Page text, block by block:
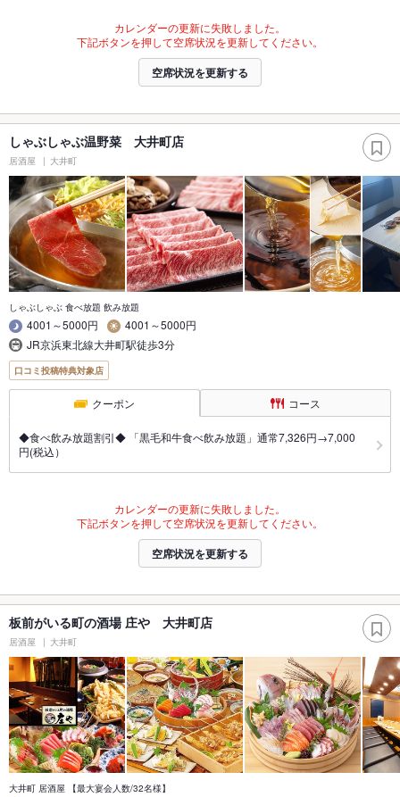
カレンダーの更新に失敗しました。
下記ボタンを押して空席状況を更新してください。
空席状況を更新する
しゃぶしゃぶ温野菜 大井町店
居酒屋 大井町
しゃぶしゃぶ 食べ放題 飲み放題
4001～5000円
4001～5000円
JR京浜東北線大井町駅徒歩3分
口コミ投稿特典対象店
クーポン コース
◆食べ飲み放題割引◆ 「黒毛和牛食べ飲み放題」通常7,326円→7,000
円(税込）
カレンダーの更新に失敗しました。
下記ボタンを押して空席状況を更新してください。
空席状況を更新する
板前がいる町の酒場 庄や 大井町店
居酒屋 大井町
大井町 居酒屋 【最大宴会人数/32名様】